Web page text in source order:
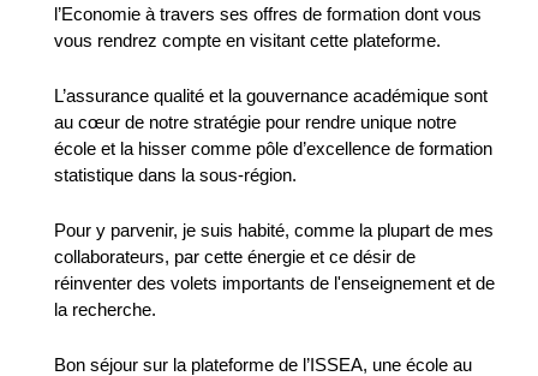
l’Economie à travers ses offres de formation dont vous
vous rendrez compte en visitant cette plateforme.
L’assurance qualité et la gouvernance académique sont
au cœur de notre stratégie pour rendre unique notre
école et la hisser comme pôle d’excellence de formation
statistique dans la sous-région.
Pour y parvenir, je suis habité, comme la plupart de mes
collaborateurs, par cette énergie et ce désir de
réinventer des volets importants de l'enseignement et de
la recherche.
Bon séjour sur la plateforme de l’ISSEA, une école au